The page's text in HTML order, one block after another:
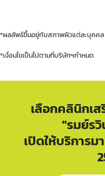
*ผลลัพธ์ขึ้นอยู่กับสภาพผิวแต่ละบุคคล
*เงื่อนไขเป็นไปตามที่บริษัทฯกำหนด
เลือกคลินิกเ
"รมย์ร
เปิดให้บริการม